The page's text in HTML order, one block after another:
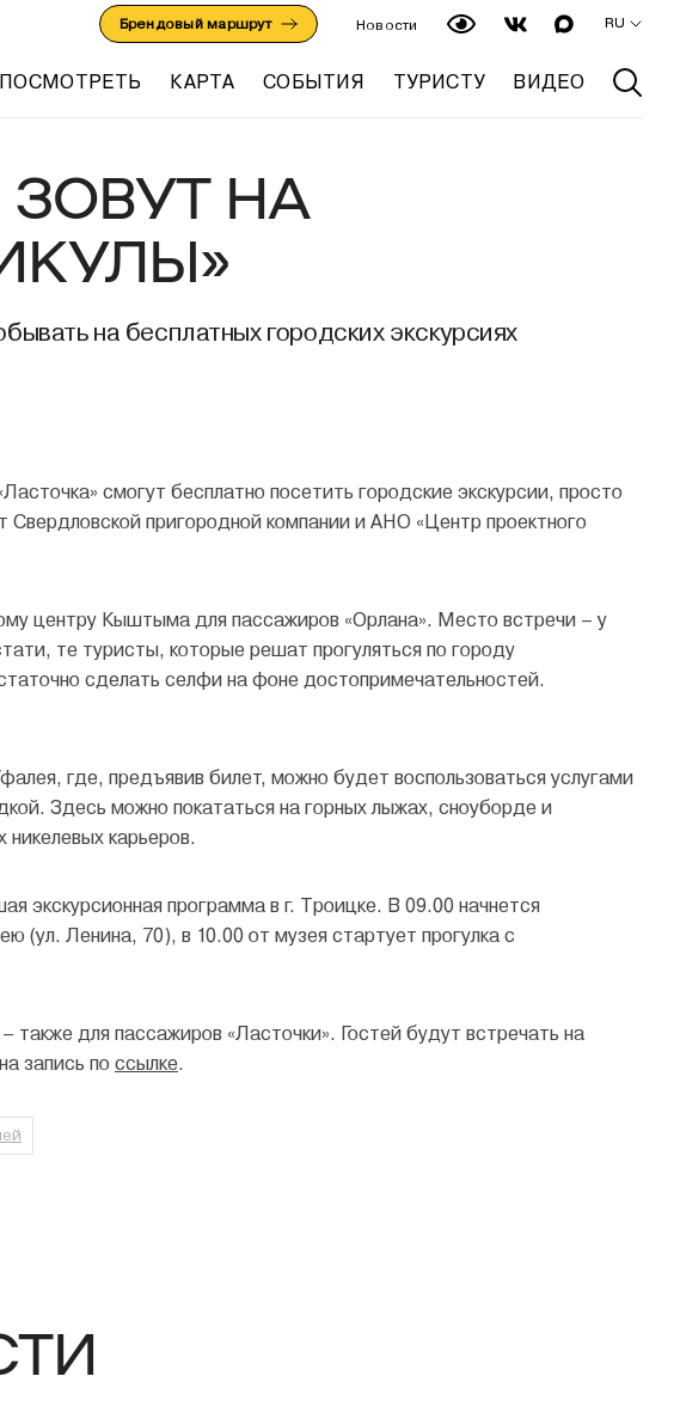
Брендовый маршрут Новости RU
КАРТА СОБЫТИЯ ТУРИСТУ ВИДЕО
НА
на бесплатных городских экскурсиях
смогут бесплатно посетить городские экскурсии, просто
пригородной компании и АНО «Центр проектного
центру Кыштыма для пассажиров «Орлана». Место встречи – у
те туристы, которые решат прогуляться по городу
сделать селфи на фоне достопримечательностей.
где, предъявив билет, можно будет воспользоваться услугами
Здесь можно покататься на горных лыжах, сноуборде и
карьеров.
экскурсионная программа в г. Троицке. В 09.00 начнется
(ул. Ленина, 70), в 10.00 от музея стартует прогулка с
также для пассажиров «Ласточки». Гостей будут встречать на
запись по ссылке.